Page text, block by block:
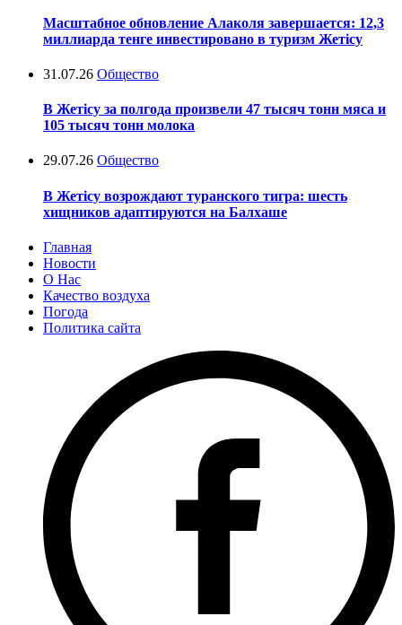
Масштабное обновление Алаколя завершается: 12,3
миллиарда тенге инвестировано в туризм Жетісу
31.07.26 Общество
В Жетісу за полгода произвели 47 тысяч тонн мяса и
105 тысяч тонн молока
29.07.26 Общество
В Жетісу возрождают туранского тигра: шесть
хищников адаптируются на Балхаше
Главная
Новости
О Нас
Качество воздуха
Погода
Политика сайта